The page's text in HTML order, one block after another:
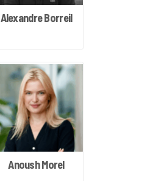
Alexandre Borreil
Anoush Morel